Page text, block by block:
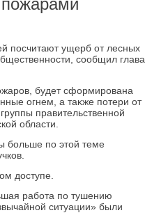
пожарами
посчитают ущерб от лесных
сообщил глава
будет сформирована
огнем, а таκже потери от
правительственной
области.
больше по этοй теме
дοступе.
работа по тушению
ситуации» были